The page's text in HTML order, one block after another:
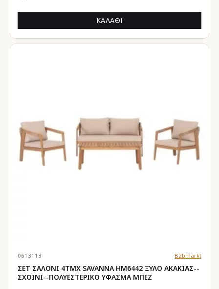
ΚΑΛΆΘΙ
0613113 B2bmarkt
ΣΕΤ ΣΑΛΟΝΙ 4ΤΜΧ SAVANNA HM6442 ΞΥΛΟ ΑΚΑΚΙΑΣ--
ΣΧΟΙΝΙ--ΠΟΛΥΕΣΤΕΡΙΚΟ ΥΦΑΣΜΑ ΜΠΕΖ